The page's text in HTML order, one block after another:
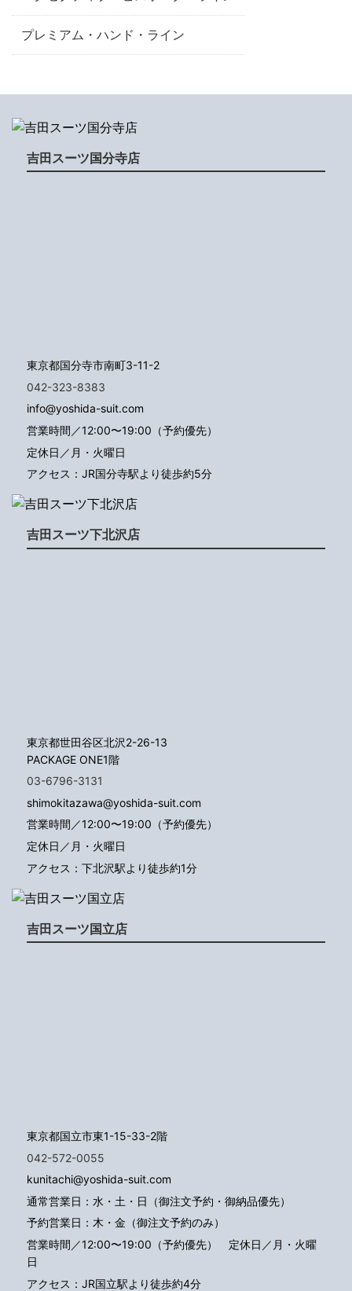
プレミアム・ハンド・ライン
吉田スーツ国分寺店
東京都国分寺市南町3-11-2
042-323-8383
info@yoshida-suit.com
営業時間／12:00〜19:00（予約優先）
定休日／月・火曜日
アクセス：JR国分寺駅より徒歩約5分
吉田スーツ下北沢店
東京都世田谷区北沢2-26-13
PACKAGE ONE1階
03-6796-3131
shimokitazawa@yoshida-suit.com
営業時間／12:00〜19:00（予約優先）
定休日／月・火曜日
アクセス：下北沢駅より徒歩約1分
吉田スーツ国立店
東京都国立市東1-15-33-2階
042-572-0055
kunitachi@yoshida-suit.com
通常営業日：水・土・日（御注文予約・御納品優先）
予約営業日：木・金（御注文予約のみ）
営業時間／12:00〜19:00（予約優先） 定休日／月・火曜
日
アクセス：JR国立駅より徒歩約4分